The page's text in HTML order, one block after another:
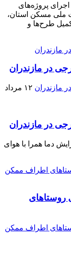
پروژه‌های
ملی مسکن استان،
طرح‌ها و
در مازندران
۱۲ مرداد
در مازندران
دما همرا با هوای
روستاهای